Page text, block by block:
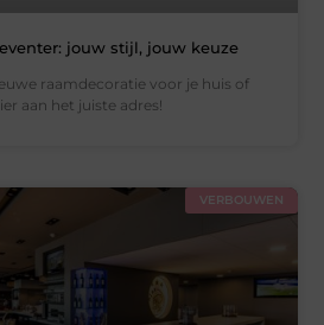
jouw stijl, jouw keuze
raamdecoratie voor je huis of
aan het juiste adres!
VERBOUWEN